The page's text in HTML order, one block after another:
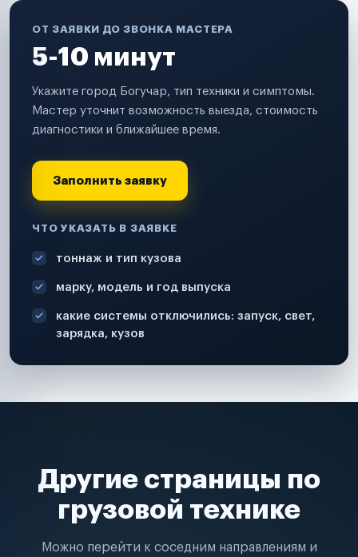
ОТ ЗАЯВКИ ДО ЗВОНКА МАСТЕРА
5-10 минут
Укажите город Богучар, тип техники и симптомы.
Мастер уточнит возможность выезда, стоимость
диагностики и ближайшее время.
Заполнить заявку
ЧТО УКАЗАТЬ В ЗАЯВКЕ
тоннаж и тип кузова
марку, модель и год выпуска
какие системы отключились: запуск, свет,
зарядка, кузов
Другие страницы по
грузовой технике
Можно перейти к соседним направлениям и